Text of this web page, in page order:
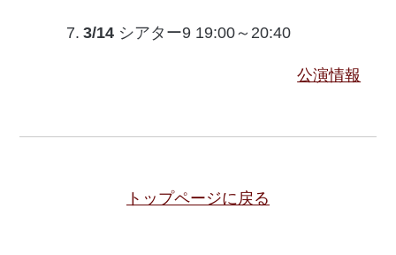
3/14シアター9 19:00～20:40
公演情報
トップページに戻る